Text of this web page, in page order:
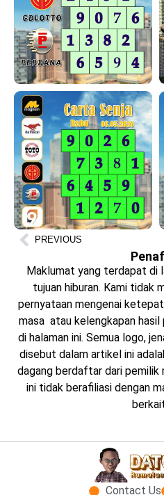
PREVIOUS
Maklumat yang terdapat di
tujuan hiburan. Kami tidak
pernyataan mengenai
masa atau kelengkapan
di halaman ini. Semua logo,
disebut dalam artikel ini
dagang berdaftar dari pemilik
ini tidak berafiliasi dengan
Contact Us